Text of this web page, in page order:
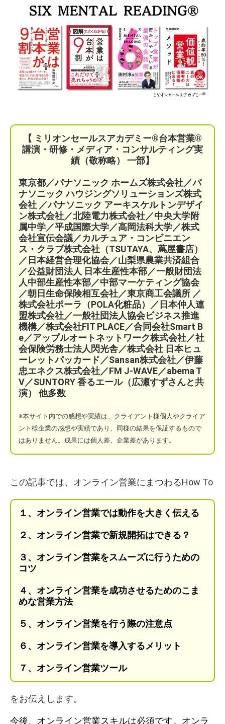
【 ミリオンセールスアカデミー®︎台本営業®︎
講演・研修・メディア・コンサルティング実
績（敬称略） 一部】
東京都／パナソニック ホームズ株式会社／パ
ナソニック ハウジングソリューションズ株式
会社 ／パナソニック アーキスケルトンデザイ
ン株式会社／北陸電力株式会社／中央大学附
属中学／平成国際大学／高岡法科大学／株式
会社宣伝会議／カルチュア・コンビニエン
ス・クラブ株式会社（TSUTAYA、蔦屋書店）
／ 日本経営合理化協会／山梨県農業共済組合
／公益財団法人 日本生産性本部／一般財団法
人中部生産性本部／中部マーケティング協会
／朝日生命保険相互会社／東京商工会議所 ／
株式会社ポーラ（POLA化粧品）
／日本仲人連
盟株式会社／一般社団法人協会ビジネス推進
機構／株式会社FIT PLACE／合同会社Smart B
e／アップルオートネットワーク株式会社／社
会保険労務士法人閃光舎／株式会社 日本ヒュ
ーレットパッカード／Sansan株式会社／伊藤
忠エネクス株式会社／FM J-WAVE／abema T
V／SUNTORY 香るエール（広瀬すずさんと共
演） 他多数
※本サイト 内での感想や実績は、クライアント様個人やクライア
ント様企業の感想や実績であり、同様の結果を保証するもので
はありません。成果には個人差、企業差があります。
この記事では、オンライン営業にまつわるHow To
１、 オンライン営業では動作を大きく伝える
２、オンライン営業で新規開拓はできる？
３、オンライン営業をスムーズに行うための
コツ
４、オンライン営業を成功させるためのこま
めな営業方法
５、オンライン営業を行う際の注意点
６、オンライン営業を導入するメリット
７、オンライン営業ツール
をお伝えします。
今後、オンライン営業スキルは必須です。オンラ